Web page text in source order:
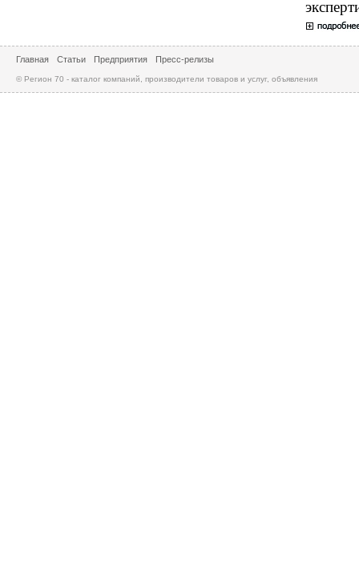
Главная Статьи Предприятия Пресс-релизы
© Регион 70 - каталог компаний, производители товаров и услуг, объявления